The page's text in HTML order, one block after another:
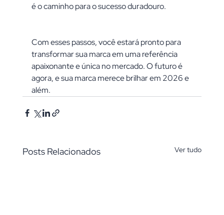
é o caminho para o sucesso duradouro.
Com esses passos, você estará pronto para
transformar sua marca em uma referência
apaixonante e única no mercado. O futuro é
agora, e sua marca merece brilhar em 2026 e
além.
Posts Relacionados Ver tudo